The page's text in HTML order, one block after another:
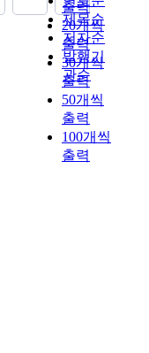
제목순
저자순
발행기
관순
출력
20개씩
출력
30개씩
출력
50개씩
출력
100개씩
출력